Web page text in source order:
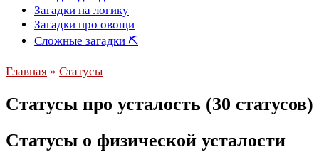
Загадки на логику
Загадки про овощи
Сложные загадки ⛏
Главная » Статусы
Статусы про усталость (30 статусов)
Статусы о физической усталости